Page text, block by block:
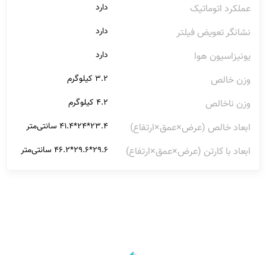
عملکرد اتوماتیک دارد
نشانگر تعویض فیلتر دارد
یونیزاسیون هوا دارد
وزن خالص ۳.۲ کیلوگرم
وزن ناخالص ۴.۲ کیلوگرم
ابعاد خالص (عرض×عمق×ارتفاع) ۲۳.۴*۲۴*۴۱.۴ سانتی‌متر
ابعاد با کارتن (عرض×عمق×ارتفاع) ۲۹.۶*۲۹.۶*۴۶.۲ سانتی‌متر